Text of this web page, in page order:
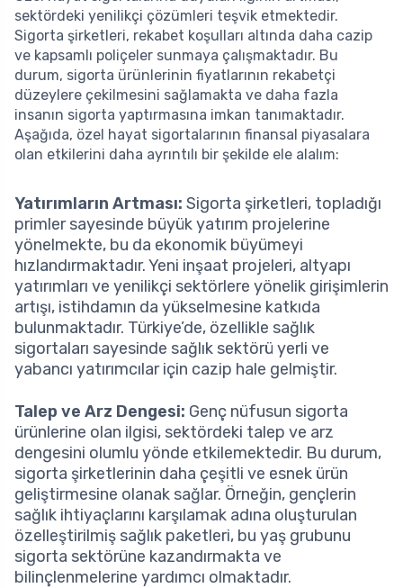
sektördeki yenilikçi çözümleri teşvik etmektedir.
Sigorta şirketleri, rekabet koşulları altında daha cazip
ve kapsamlı poliçeler sunmaya çalışmaktadır. Bu
durum, sigorta ürünlerinin fiyatlarının rekabetçi
düzeylere çekilmesini sağlamakta ve daha fazla
insanın sigorta yaptırmasına imkan tanımaktadır.
Aşağıda, özel hayat sigortalarının finansal piyasalara
olan etkilerini daha ayrıntılı bir şekilde ele alalım:
Yatırımların Artması: Sigorta şirketleri, topladığı
primler sayesinde büyük yatırım projelerine
yönelmekte, bu da ekonomik büyümeyi
hızlandırmaktadır. Yeni inşaat projeleri, altyapı
yatırımları ve yenilikçi sektörlere yönelik girişimlerin
artışı, istihdamın da yükselmesine katkıda
bulunmaktadır. Türkiye’de, özellikle sağlık
sigortaları sayesinde sağlık sektörü yerli ve
yabancı yatırımcılar için cazip hale gelmiştir.
Talep ve Arz Dengesi: Genç nüfusun sigorta
ürünlerine olan ilgisi, sektördeki talep ve arz
dengesini olumlu yönde etkilemektedir. Bu durum,
sigorta şirketlerinin daha çeşitli ve esnek ürün
geliştirmesine olanak sağlar. Örneğin, gençlerin
sağlık ihtiyaçlarını karşılamak adına oluşturulan
özelleştirilmiş sağlık paketleri, bu yaş grubunu
sigorta sektörüne kazandırmakta ve
bilinçlenmelerine yardımcı olmaktadır.